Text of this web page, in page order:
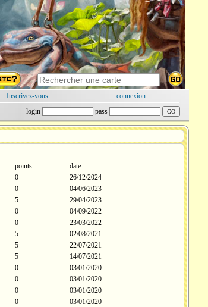
Inscrivez-vous
connexion
login
pass
points
date
0
26/12/2024
0
04/06/2023
5
29/04/2023
0
04/09/2022
0
23/03/2022
5
02/08/2021
5
22/07/2021
5
14/07/2021
0
03/01/2020
0
03/01/2020
0
03/01/2020
0
03/01/2020